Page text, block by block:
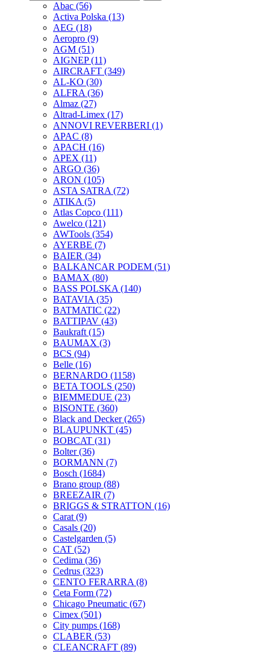
Abac (56)
Activa Polska (13)
AEG (18)
Aeropro (9)
AGM (51)
AIGNEP(11)
AIRCRAFT (349)
AL-KO (30)
ALFRA (36)
Almaz (27)
Altrad-Limex (17)
ANNOVI REVERBERI (1)
APAC (8)
APACH (16)
APEX (11)
ARGO (36)
ARON (105)
ASTA SATRA (72)
ATIKA (5)
Atlas Copco (111)
Awelco (121)
AWTools (354)
AYERBE (7)
BAIER (34)
BALKANCAR PODEM (51)
BAMAX (80)
BASS POLSKA (140)
BATAVIA (35)
BATMATIC (22)
BATTIPAV (43)
Baukraft (15)
BAUMAX (3)
BCS (94)
Belle (16)
BERNARDO (1158)
BETA TOOLS (250)
BIEMMEDUE (23)
BISONTE (360)
Black and Decker(265)
BLAUPUNKT (45)
BOBCAT (31)
Bolter(36)
BORMANN (7)
Bosch (1684)
Brano group (88)
BREEZAIR (7)
BRIGGS & STRATTON (16)
Carat (9)
Casals (20)
Castelgarden (5)
CAT (52)
Cedima (36)
Cedrus (323)
CENTO FERARRA (8)
Ceta Form (72)
Chicago Pneumatic (67)
Cimex (501)
City pumps (168)
CLABER (53)
CLEANCRAFT (89)